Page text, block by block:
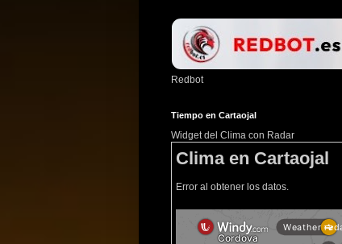
Redbot
Tiempo en Cartaojal
Widget del Clima con Radar
Clima en Cartaojal
Error al obtener los datos.